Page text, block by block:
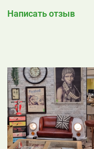
Написать отзыв